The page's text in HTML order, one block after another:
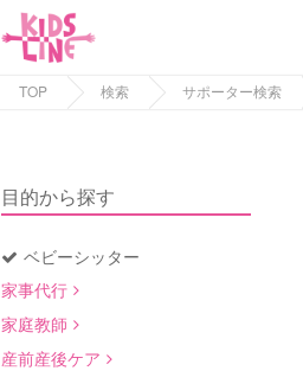
TOP 検索 サポーター検索
目的から探す
ベビーシッター
家事代行
家庭教師
産前産後ケア